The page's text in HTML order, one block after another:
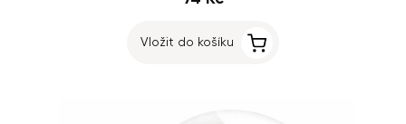
Vložit do košíku